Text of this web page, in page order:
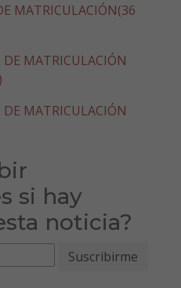
MATRICULACIÓN(36
DE MATRICULACIÓN
DE MATRICULACIÓN
si hay
noticia?